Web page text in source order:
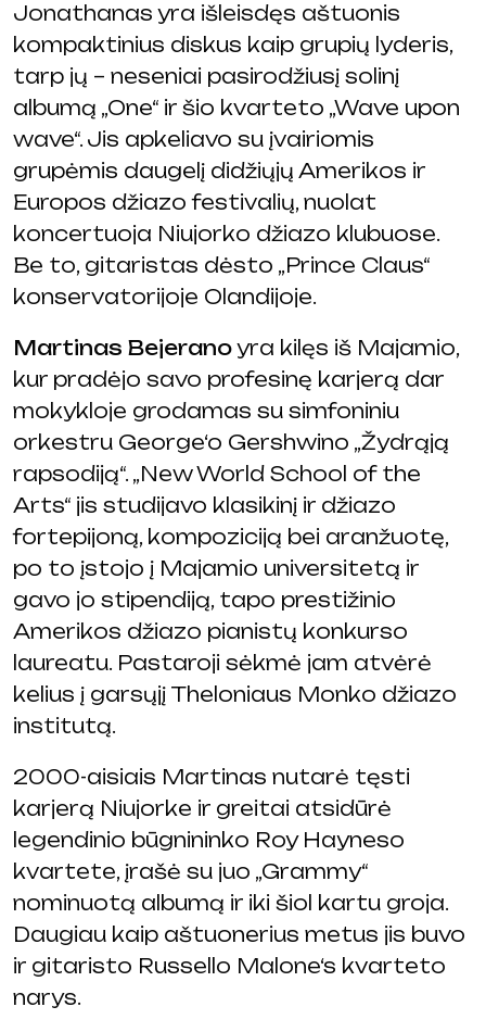
Jonathanas yra išleisdęs aštuonis
kompaktinius diskus kaip grupių lyderis,
tarp jų – neseniai pasirodžiusį solinį
albumą „One“ ir šio kvarteto „Wave upon
wave“. Jis apkeliavo su įvairiomis
grupėmis daugelį didžiųjų Amerikos ir
Europos džiazo festivalių, nuolat
koncertuoja Niujorko džiazo klubuose.
Be to, gitaristas dėsto „Prince Claus“
konservatorijoje Olandijoje.
Martinas Bejeranoyra kilęs iš Majamio,
kur pradėjo savo profesinę karjerą dar
mokykloje grodamas su simfoniniu
orkestru George‘o Gershwino „Žydrąją
rapsodiją“. „New World School of the
Arts“ jis studijavo klasikinį ir džiazo
fortepijoną, kompoziciją bei aranžuotę,
po to įstojo į Majamio universitetą ir
gavo jo stipendiją, tapo prestižinio
Amerikos džiazo pianistų konkurso
laureatu. Pastaroji sėkmė jam atvėrė
kelius į garsųjį Theloniaus Monko džiazo
institutą.
2000-aisiais Martinas nutarė tęsti
karjerą Niujorke ir greitai atsidūrė
legendinio būgnininko Roy Hayneso
kvartete, įrašė su juo „Grammy“
nominuotą albumą ir iki šiol kartu groja.
Daugiau kaip aštuonerius metus jis buvo
ir gitaristo Russello Malone‘s kvarteto
narys.